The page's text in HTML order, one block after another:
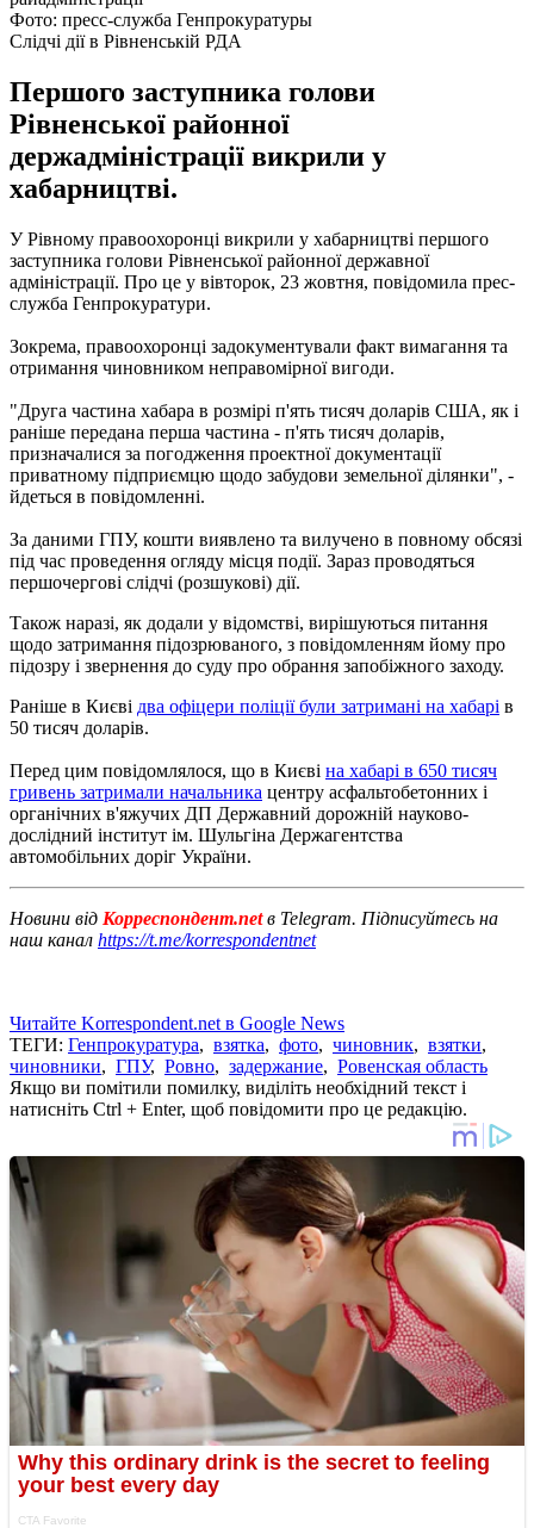
Фото: пресс-служба Генпрокуратуры
Слідчі дії в Рівненській РДА
Першого заступника голови
Рівненської районної
держадміністрації викрили у
хабарництві.
У Рівному правоохоронці викрили у хабарництві першого
заступника голови Рівненської районної державної
адміністрації. Про це у вівторок, 23 жовтня, повідомила прес-
служба Генпрокуратури.
Зокрема, правоохоронці задокументували факт вимагання та
отримання чиновником неправомірної вигоди.
"Друга частина хабара в розмірі п'ять тисяч доларів США, як і
раніше передана перша частина - п'ять тисяч доларів,
призначалися за погодження проектної документації
приватному підприємцю щодо забудови земельної ділянки", -
йдеться в повідомленні.
За даними ГПУ, кошти виявлено та вилучено в повному обсязі
під час проведення огляду місця події. Зараз проводяться
першочергові слідчі (розшукові) дії.
Також наразі, як додали у відомстві, вирішуються питання
щодо затримання підозрюваного, з повідомленням йому про
підозру і звернення до суду про обрання запобіжного заходу.
Раніше в Києві два офіцери поліції були затримані на хабарі в
50 тисяч доларів.
Перед цим повідомлялося, що в Києві на хабарі в 650 тисяч
гривень затримали начальника центру асфальтобетонних і
органічних в'яжучих ДП Державний дорожній науково-
дослідний інститут ім. Шульгіна Держагентства
автомобільних доріг України.
Новини від Корреспондент.netв Telegram. Підписуйтесь на
наш канал https://t.me/korrespondentnet
Читайте Korrespondent.net в Google News
ТЕГИ: Генпрокуратура, взятка, фото, чиновник, взятки,
чиновники, ГПУ, Ровно, задержание, Ровенская область
Якщо ви помітили помилку, виділіть необхідний текст і
натисніть Ctrl + Enter, щоб повідомити про це редакцію.